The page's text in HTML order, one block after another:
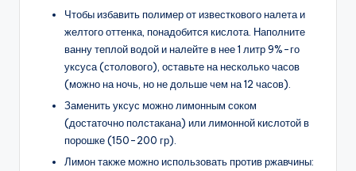
Чтобы избавить полимер от известкового налета и
желтого оттенка, понадобится кислота. Наполните
ванну теплой водой и налейте в нее 1 литр 9%-го
уксуса (столового), оставьте на несколько часов
(можно на ночь, но не дольше чем на 12 часов).
Заменить уксус можно лимонным соком
(достаточно полстакана) или лимонной кислотой в
порошке (150-200 гр).
Лимон также можно использовать против ржавчины: